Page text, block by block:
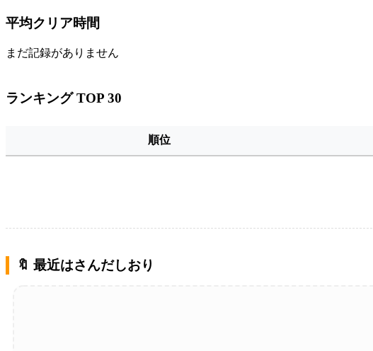
平均クリア時間
まだ記録がありません
ランキング TOP 30
順位
🔖 最近はさんだしおり